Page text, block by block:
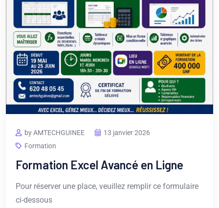
by AMTECHGUINEE
13 janvier 2026
Formation
Formation Excel Avancé en Ligne
Pour réserver une place, veuillez remplir ce formulaire
ci-dessous